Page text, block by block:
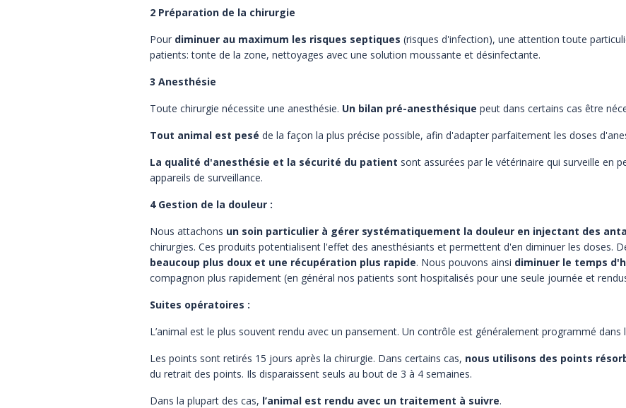
2 Préparation de la chirurgie
Pour diminuer au maximum les risques septiques (risques d'infection), une attention toute
patients: tonte de la zone, nettoyages avec une solution moussante et désinfectante.
3 Anesthésie
Toute chirurgie nécessite une anesthésie. Un bilan pré-anesthésique peut dans certains cas être
Tout animal est pesé de la façon la plus précise possible, afin d'adapter parfaitement les doses
La qualité d'anesthésie et la sécurité du patient sont assurées par le vétérinaire qui surveille en
appareils de surveillance.
4 Gestion de la douleur :
Nous attachons un soin particulier à gérer systématiquement la douleur en injectant des
chirurgies. Ces produits potentialisent l'effet des anesthésiants et permettent d'en diminuer les doses.
beaucoup plus doux et une récupération plus rapide. Nous pouvons ainsi diminuer le temps
compagnon plus rapidement (en général nos patients sont hospitalisés pour une seule journée et
Suites opératoires :
L’animal est le plus souvent rendu avec un pansement. Un contrôle est généralement programmé dans
Les points sont retirés 15 jours après la chirurgie. Dans certains cas, nous utilisons des points
du retrait des points. Ils disparaissent seuls au bout de 3 à 4 semaines.
Dans la plupart des cas, l’animal est rendu avec un traitement à suivre.